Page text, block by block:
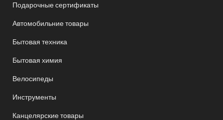
Подарочные сертификаты
Автомобильние товары
Бытовая техника
Бытовая химия
Велосипеды
Инструменты
Канцелярские товары